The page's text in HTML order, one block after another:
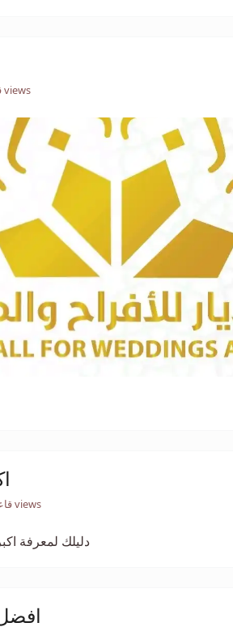
• 510 views
• 564 views
دليلك لمعرفة
افضل 10 قاعات في